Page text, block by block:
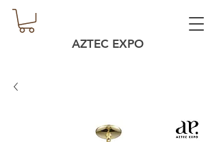
AZTEC EXPO